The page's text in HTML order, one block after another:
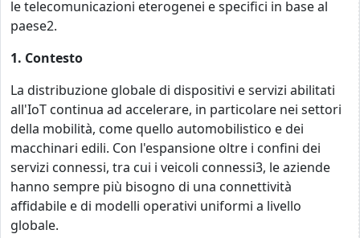
le telecomunicazioni eterogenei e specifici in base al
paese2.
1. Contesto
La distribuzione globale di dispositivi e servizi abilitati
all'IoT continua ad accelerare, in particolare nei settori
della mobilità, come quello automobilistico e dei
macchinari edili. Con l'espansione oltre i confini dei
servizi connessi, tra cui i veicoli connessi3, le aziende
hanno sempre più bisogno di una connettività
affidabile e di modelli operativi uniformi a livello
globale.